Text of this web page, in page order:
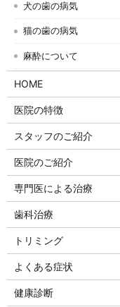
犬の歯の病気
猫の歯の病気
麻酔について
HOME
医院の特徴
スタッフのご紹介
医院のご紹介
専門医による治療
歯科治療
トリミング
よくある症状
健康診断